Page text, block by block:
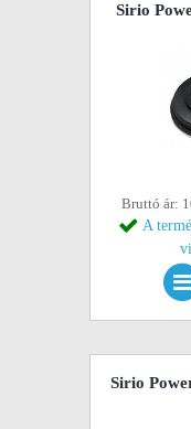
Sirio
Bruttó ár:
A
Sirio